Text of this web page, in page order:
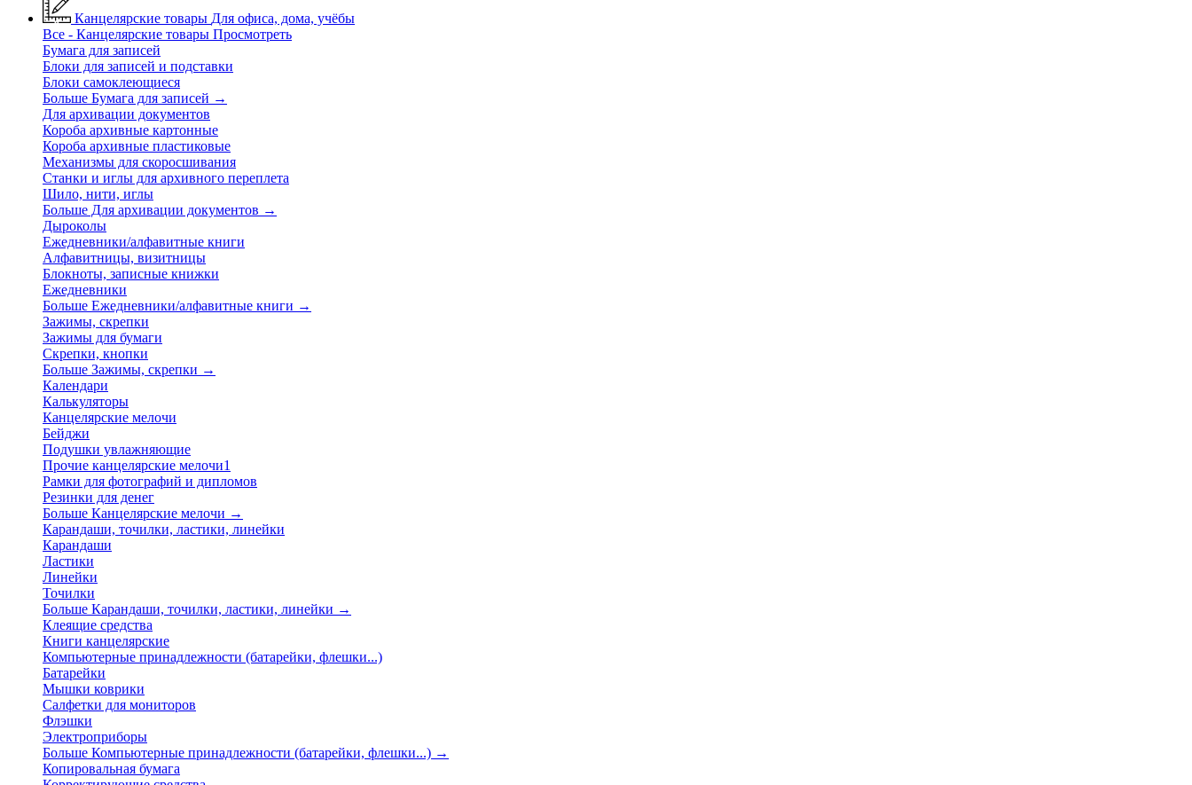
Канцелярские товары Для офиса, дома, учёбы
Все - Канцелярские товары Просмотреть
Бумага для записей
Блоки для записей и подставки
Блоки самоклеющиеся
Больше Бумага для записей →
Для архивации документов
Короба архивные картонные
Короба архивные пластиковые
Механизмы для скоросшивания
Станки и иглы для архивного переплета
Шило, нити, иглы
Больше Для архивации документов →
Дыроколы
Ежедневники/алфавитные книги
Алфавитницы, визитницы
Блокноты, записные книжки
Ежедневники
Больше Ежедневники/алфавитные книги →
Зажимы, скрепки
Зажимы для бумаги
Скрепки, кнопки
Больше Зажимы, скрепки →
Календари
Калькуляторы
Канцелярские мелочи
Бейджи
Подушки увлажняющие
Прочие канцелярские мелочи1
Рамки для фотографий и дипломов
Резинки для денег
Больше Канцелярские мелочи →
Карандаши, точилки, ластики, линейки
Карандаши
Ластики
Линейки
Точилки
Больше Карандаши, точилки, ластики, линейки →
Клеящие средства
Книги канцелярские
Компьютерные принадлежности (батарейки, флешки...)
Батарейки
Мышки коврики
Салфетки для мониторов
Флэшки
Электроприборы
Больше Компьютерные принадлежности (батарейки, флешки...) →
Копировальная бумага